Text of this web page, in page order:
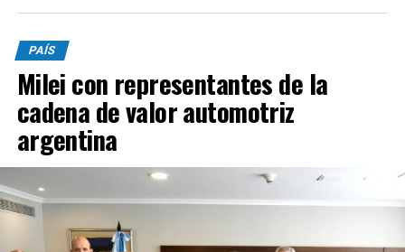
PAÍS
Milei con representantes de la
cadena de valor automotriz
argentina